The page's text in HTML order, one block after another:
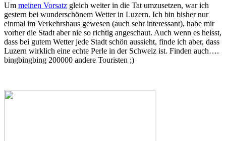
Um meinen Vorsatz gleich weiter in die Tat umzusetzen, war ich
gestern bei wunderschönem Wetter in Luzern. Ich bin bisher nur
einmal im Verkehrshaus gewesen (auch sehr interessant), habe mir
vorher die Stadt aber nie so richtig angeschaut. Auch wenn es heisst,
dass bei gutem Wetter jede Stadt schön aussieht, finde ich aber, dass
Luzern wirklich eine echte Perle in der Schweiz ist. Finden auch….
bingbingbing 200000 andere Touristen ;)